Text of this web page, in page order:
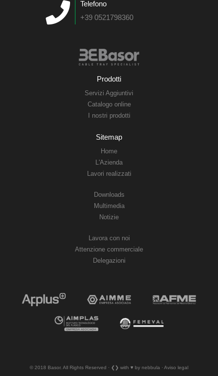
Telefono
+39 0521798360
Prodotti
Servizi Aggiuntivi
Catalogo online
I nostri prodotti
Sitemap
Home
L'Azienda
Lavori realizzati
Downloads
Multimedia
Notizie
Lavora con noi
Attenzione commerciale
Delegazioni
© 2018 Basor. All Rights Reserved · ❮❯ with ♥︎ by nebbula · Aviso legal